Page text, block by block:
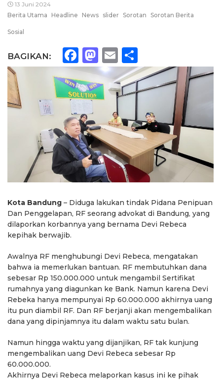
13 Juni 2024
Berita Utama
Headline News slider Sorotan Sorotan Berita
Sosial
BAGIKAN: Facebook
Mastodon
Email
Kota Bandung – Diduga lakukan tindak Pidana Penipuan
Dan Penggelapan, RF seorang advokat di Bandung, yang
dilaporkan korbannya yang bernama Devi Rebeca
kepihak berwajib.
Awalnya RF menghubungi Devi Rebeca, mengatakan
bahwa ia memerlukan bantuan. RF membutuhkan dana
sebesar Rp 150.000.000 untuk mengambil Sertifikat
rumahnya yang diagunkan ke Bank. Namun karena Devi
Rebeka hanya mempunyai Rp 60.000.000 akhirnya uang
itu pun diambil RF. Dan RF berjanji akan mengembalikan
dana yang dipinjamnya itu dalam waktu satu bulan.
Namun hingga waktu yang dijanjikan, RF tak kunjung
mengembalikan uang Devi Rebeca sebesar Rp
60.000.000.
Akhirnya Devi Rebeca melaporkan kasus ini ke pihak